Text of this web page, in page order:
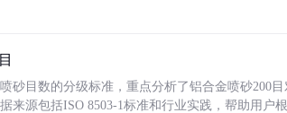
砂目数的分级标准，重点分析了铝合金喷砂200
来源包括ISO 8503-1标准和行业实践，帮助用户